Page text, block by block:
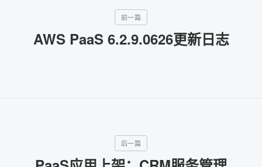
AWS PaaS 6.2.9.0626更新日志